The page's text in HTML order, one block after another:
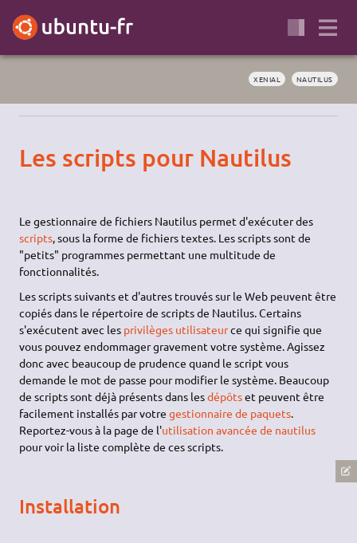
XENIAL NAUTILUS
Les scripts pour Nautilus
Le gestionnaire de fichiers Nautilus permet d'exécuter des
scripts, sous la forme de fichiers textes. Les scripts sont de
"petits" programmes permettant une multitude de
fonctionnalités.
Les scripts suivants et d'autres trouvés sur le Web peuvent être
copiés dans le répertoire de scripts de Nautilus. Certains
s'exécutent avec les privilèges utilisateurce qui signifie que
vous pouvez endommager gravement votre système. Agissez
donc avec beaucoup de prudence quand le script vous
demande le mot de passe pour modifier le système. Beaucoup
de scripts sont déjà présents dans lesdépôtset peuvent être
facilement installés par votregestionnaire de paquets
Reportez-vous à la page de l'utilisation avancée de nautilus
pour voir la liste complète de ces scripts.
Installation